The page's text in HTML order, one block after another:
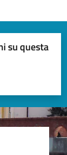
su questa